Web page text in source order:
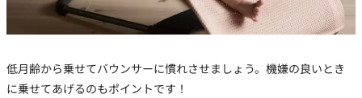
低月齢から乗せてバウンサーに慣れさせましょう。機嫌の良いとき
に乗せてあげるのもポイントです！